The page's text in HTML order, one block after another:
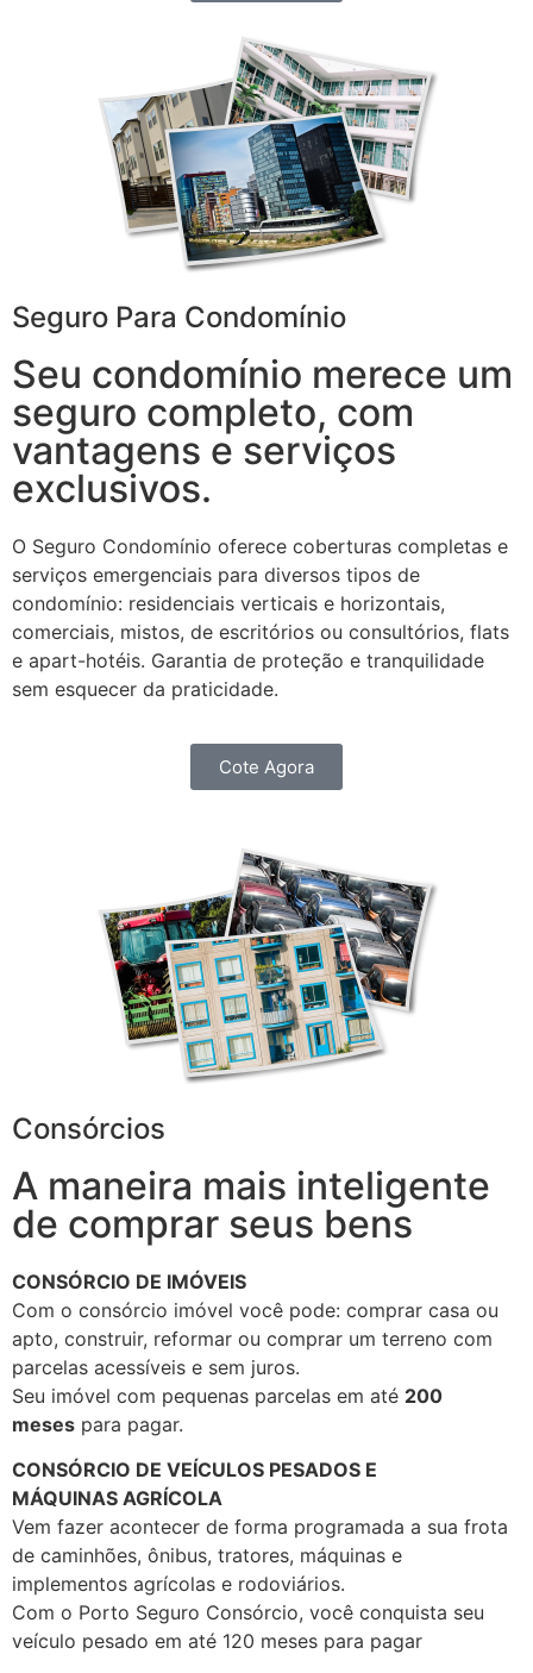
Seguro Para Condomínio
Seu condomínio merece um
seguro completo, com
vantagens e serviços
exclusivos.
O Seguro Condomínio oferece coberturas completas e
serviços emergenciais para diversos tipos de
condomínio: residenciais verticais e horizontais,
comerciais, mistos, de escritórios ou consultórios, flats
e apart-hotéis. Garantia de proteção e tranquilidade
sem esquecer da praticidade.
Cote Agora
Consórcios
A maneira mais inteligente
de comprar seus bens
CONSÓRCIO DE IMÓVEIS
Com o consórcio imóvel você pode: comprar casa ou
apto, construir, reformar ou comprar um terreno com
parcelas acessíveis e sem juros.
Seu imóvel com pequenas parcelas em até 200
meses para pagar.
CONSÓRCIO DE VEÍCULOS PESADOS E
MÁQUINAS AGRÍCOLA
Vem fazer acontecer de forma programada a sua frota
de caminhões, ônibus, tratores, máquinas e
implementos agrícolas e rodoviários.
Com o Porto Seguro Consórcio, você conquista seu
veículo pesado em até 120 meses para pagar